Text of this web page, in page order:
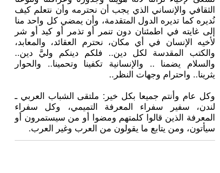
الثقافي والإنساني الذي يجب أن نحترمه وأن نتعلم كيف
نُديره كما تديره الدول المتقدمة، وأن يمضي كل واحد منا
إلى غايته في اطمئنان دون تنمر أو تذمر أو كيد أو شر
لأخيه الإنسان في أي مكان، نحترم العقائد، والمعابد،
والكتب المقدسة لكل دين.. فلكم دينكم وليَّ دين..
والسلام يضمنا .. والإنسانية تكفينا وتحمينا.. والحوار
يثرينا.. واحترام وجهات النظر..
وكل عام وأنتم جميعا بكل خير: ملتقى الشباب العربي ـ
لندن، سفير سفراء المعرفة التميمي، وكل سفراء
المعرفة الذين قالوا كلمتهم ومضوا أو من سيستمرون أو
سيأتون، ومن يتابع ما يقولون من العرب وغير العرب.